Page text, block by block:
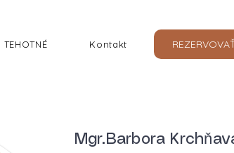
TEHOTNÉ Kontakt
Mgr.Barbora